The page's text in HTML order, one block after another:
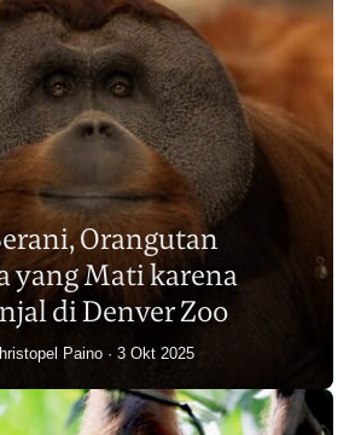
Orangutan
Berkurang 2.700
Satu Dekade?
Hanafiah 14 Jul 2026
Orangutan
yang Mati karena
di Denver Zoo
Paino 3 Okt 2025